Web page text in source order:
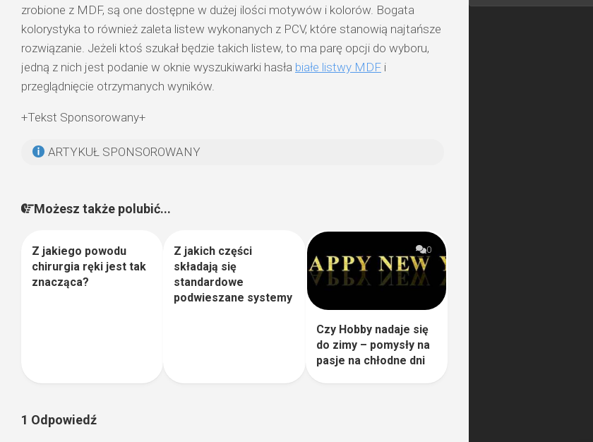
zrobione z MDF, są one dostępne w dużej ilości motywów i kolorów. Bogata
kolorystyka to również zaleta listew wykonanych z PCV, które stanowią najtańsze
rozwiązanie. Jeżeli ktoś szukał będzie takich listew, to ma parę opcji do wyboru,
jedną z nich jest podanie w oknie wyszukiwarki hasła białe listwy MDF i
przeglądnięcie otrzymanych wyników.
+Tekst Sponsorowany+
ARTYKUŁ SPONSOROWANY
Możesz także polubić...
Z jakiego powodu
chirurgia ręki jest tak
znacząca?
Z jakich części
składają się
standardowe
podwieszane systemy
0
Czy Hobby nadaje się
do zimy – pomysły na
pasje na chłodne dni
1 Odpowiedź